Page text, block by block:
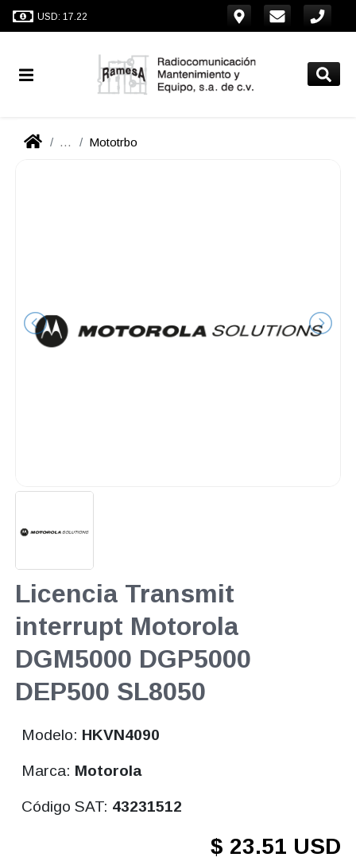
USD: 17.22
... Mototrbo
Licencia Transmit
interrupt Motorola
DGM5000 DGP5000
DEP500 SL8050
Modelo: HKVN4090
Marca: Motorola
Código SAT: 43231512
$ 23.51 USD